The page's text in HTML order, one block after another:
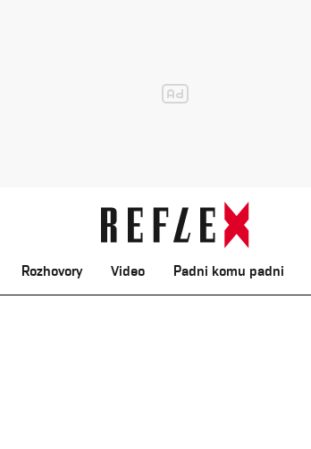
Rozhovory Video Padni komu padni